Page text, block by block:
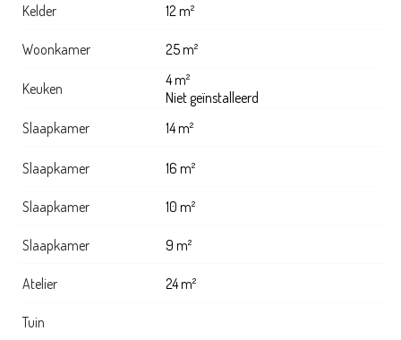
Kelder 12 m²
Woonkamer 25 m²
Keuken
4 m²
Niet geïnstalleerd
Slaapkamer
14 m²
Slaapkamer 16 m²
Slaapkamer 10 m²
Slaapkamer 9 m²
Atelier 24 m²
Tuin